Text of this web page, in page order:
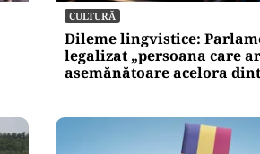
CULTURĂ
Dileme lingvistice:
legalizat „persoana care
asemănătoare acelora